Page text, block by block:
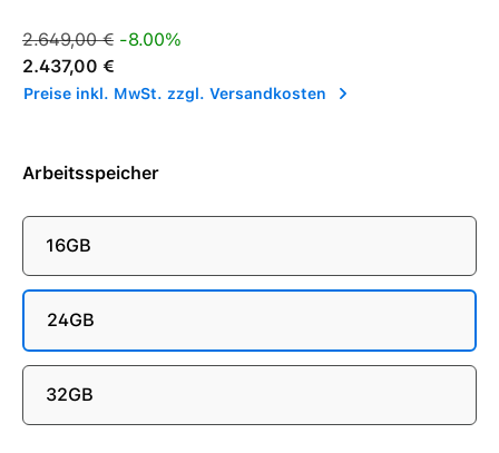
Verkaufspreis:
Regulärer Preis:
2.649,00 € -8.00%
2.437,00 €
Preise inkl. MwSt. zzgl. Versandkosten
Arbeitsspeicher
16GB
24GB
32GB